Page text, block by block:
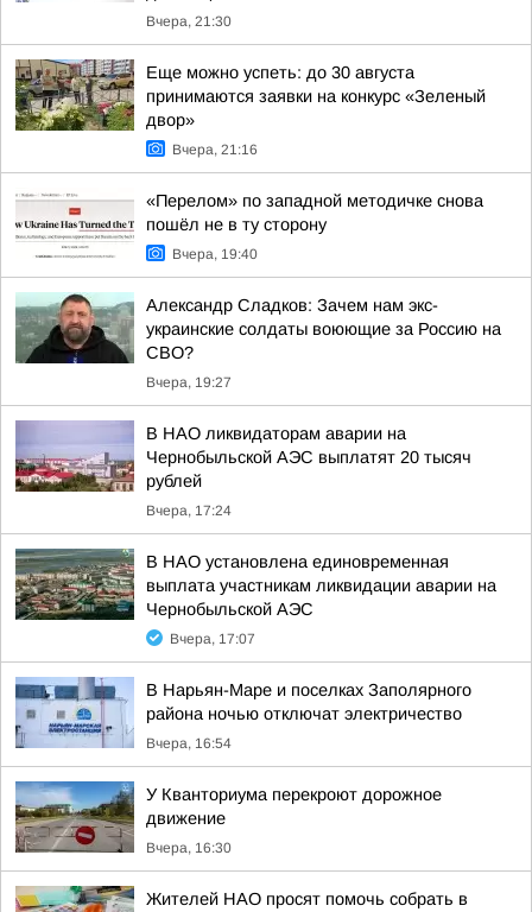
Вчера, 21:30
Еще можно успеть: до 30 августа
принимаются заявки на конкурс «Зеленый
двор»
Вчера, 21:16
«Перелом» по западной методичке снова
пошёл не в ту сторону
Вчера, 19:40
Александр Сладков: Зачем нам экс-
украинские солдаты воюющие за Россию на
СВО?
Вчера, 19:27
В НАО ликвидаторам аварии на
Чернобыльской АЭС выплатят 20 тысяч
рублей
Вчера, 17:24
В НАО установлена единовременная
выплата участникам ликвидации аварии на
Чернобыльской АЭС
Вчера, 17:07
В Нарьян-Маре и поселках Заполярного
района ночью отключат электричество
Вчера, 16:54
У Кванториума перекроют дорожное
движение
Вчера, 16:30
Жителей НАО просят помочь собрать в